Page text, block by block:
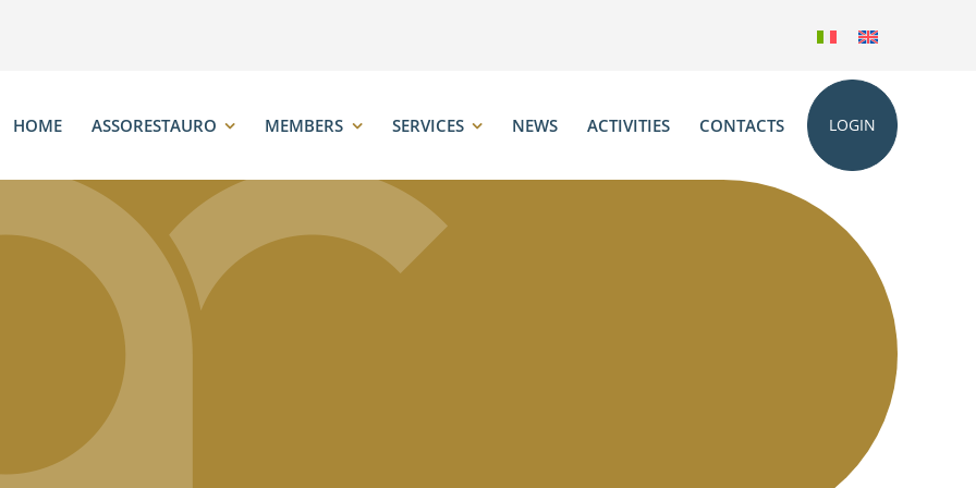
HOME ASSORESTAURO MEMBERS SERVICES NEWS ACTIVITIES CONTACTS LOGIN